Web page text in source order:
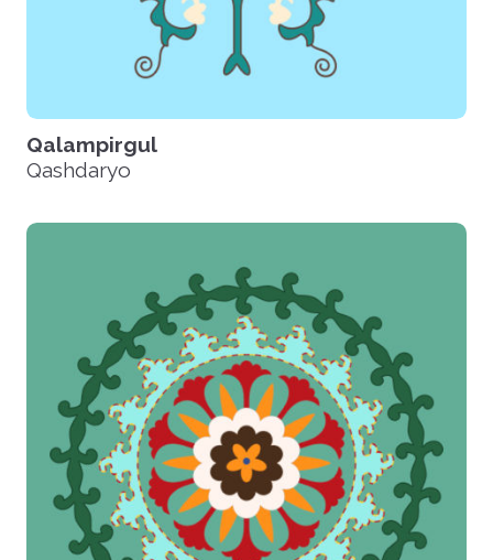
Qalampirgul
Qashdaryo